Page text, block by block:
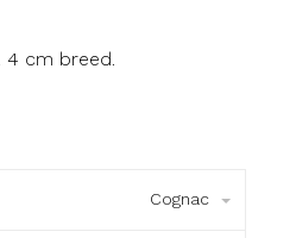
4 cm breed.
Cognac